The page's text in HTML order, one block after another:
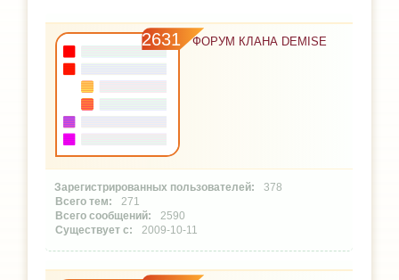
2631 ФОРУМ КЛАНА DEMISE
378
271
2590
2009-10-11